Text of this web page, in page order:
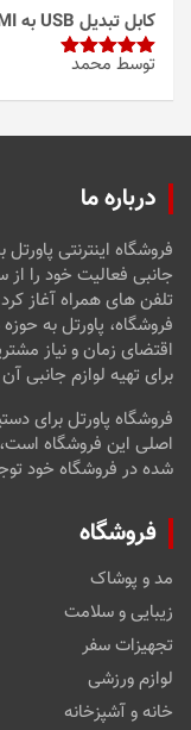
از 5
کابل تبدیل USB به HDMI مدل 3in1 HDTV 7562
امتیاز5از
توسط محمد
درباره ما
فروشگاه اینترنتی
تلفن های همراه آغاز
فروشگاه، پاورتل به
اقتضای زمان و نیاز
برای تهیه لوازم جانبی
فروشگاه پاورتل برای
اصلی این فروشگاه
شده در فروشگاه خود
فروشگاه
مد و پوشاک
زیبایی و سلامت
تجهیزات سفر
لوازم ورزشی
خانه و آشپزخانه